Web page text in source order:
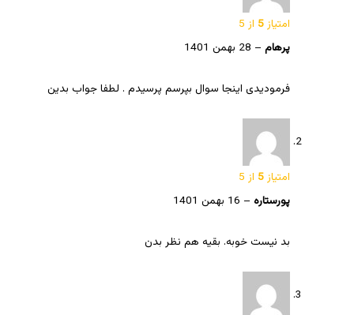
امتیاز5 از 5
پرهام – 28 بهمن 1401
فرمودیدی اینجا سوال بپرسم پرسیدم . لطفا جواب بدین
امتیاز5 از 5
پورستاره – 16 بهمن 1401
بد نیست خوبه. بقیه هم نظر بدن